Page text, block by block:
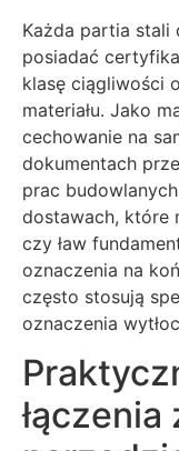
Każda partia stali
posiadać
klasę ciągliwości
materiału. Jako
cechowanie na
dokumentach
prac
dostawach, które
czy ław
oznaczenia na
często stosują
oznaczenia
łączenia